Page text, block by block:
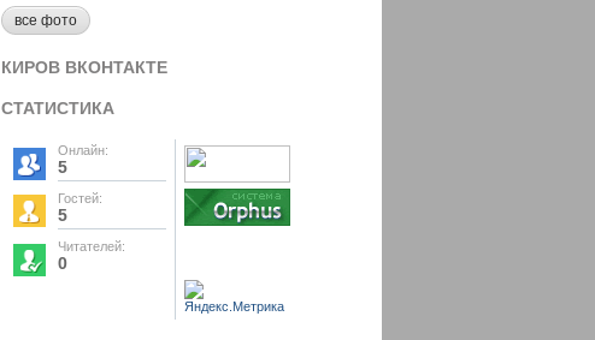
все фото
КИРОВ ВКОНТАКТЕ
СТАТИСТИКА
Онлайн:
5
Гостей:
5
Читателей:
0